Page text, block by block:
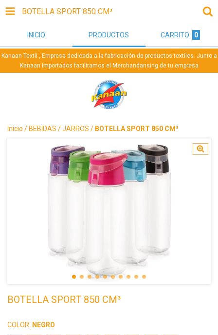
BOTELLA SPORT 850 CM³
INICIO PRODUCTOS CARRITO 0
Kanaan Textil , Empresa dedicada a la fabricación de productos textiles. Junto a
Kanaan Importados facilitamos el Merchandansing de tu empresa
Inicio / BEBIDAS /JARROS / BOTELLA SPORT 850 CM³
BOTELLA SPORT 850 CM³
COLOR: NEGRO